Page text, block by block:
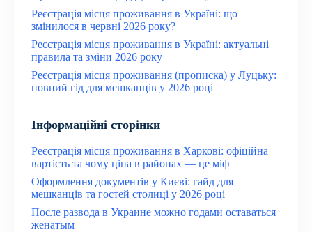
Реєстрація місця проживання в Україні: що
змінилося в червні 2026 року?
Реєстрація місця проживання в Україні: актуальні
правила та зміни 2026 року
Реєстрація місця проживання (прописка) у Луцьку:
повний гід для мешканців у 2026 році
Інформаційні сторінки
Реєстрація місця проживання в Харкові: офіційна
вартість та чому ціна в районах — це міф
Оформлення документів у Києві: гайд для
мешканців та гостей столиці у 2026 році
После развода в Украине можно годами оставаться
женатым